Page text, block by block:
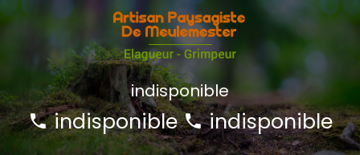
indisponible
indisponible indisponible